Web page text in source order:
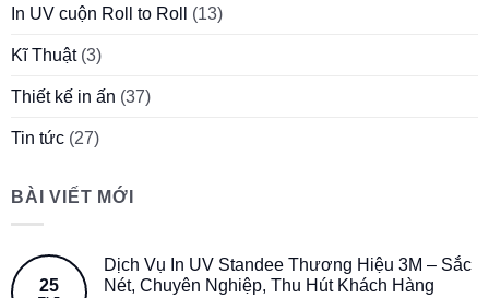
In UV cuộn Roll to Roll (13)
Kĩ Thuật(3)
Thiết kế in ấn (37)
Tin tức (27)
BÀI VIẾT MỚI
25
Dịch Vụ In UV Standee Thương Hiệu 3M – Sắc
Nét, Chuyên Nghiệp, Thu Hút Khách Hàng